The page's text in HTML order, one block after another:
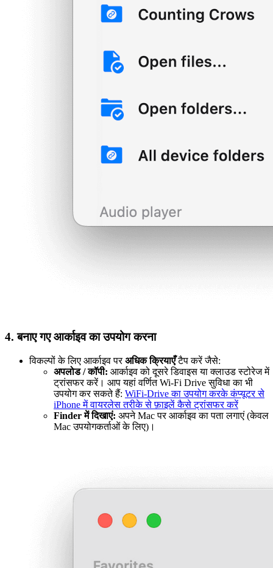
4. बनाए गए आर्काइव का उपयोग करना
विकल्पों के लिए आर्काइव परअधिक क्रियाएँटैप करें जैसे:
अपलोड / कॉपी: आर्काइव को दूसरे डिवाइस या क्लाउड स्टोरेज में
ट्रांसफर करें। आप यहां वर्णित Wi-Fi Drive सुविधा का भी
उपयोग कर सकते हैं: WiFi-Drive का उपयोग करके कंप्यूटर से
iPhone में वायरलेस तरीके से फ़ाइलें कैसे ट्रांसफर करें
Finder में दिखाएं: अपने Mac पर आर्काइव का पता लगाएं (केवल
Mac उपयोगकर्ताओं के लिए)।